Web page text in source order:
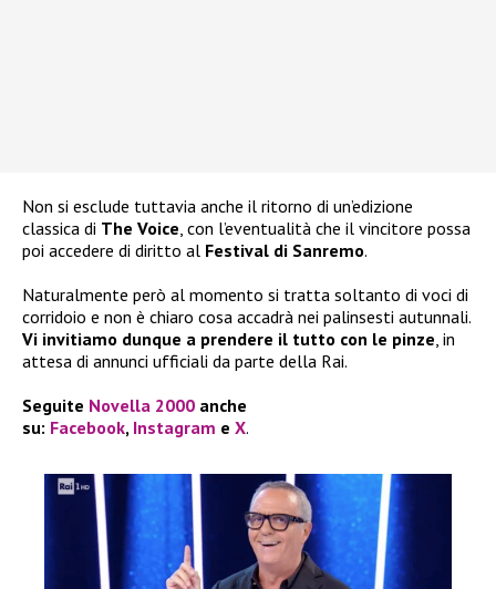
Non si esclude tuttavia anche il ritorno di un’edizione
classica di The Voice , con l’eventualità che il vincitore possa
poi accedere di diritto al Festival di Sanremo.
Naturalmente però al momento si tratta soltanto di voci di
corridoio e non è chiaro cosa accadrà nei palinsesti autunnali.
Vi invitiamo dunque a prendere il tutto con le pinze , in
attesa di annunci ufficiali da parte della Rai.
Seguite Novella 2000 anche
su: Facebook, Instagram e X.